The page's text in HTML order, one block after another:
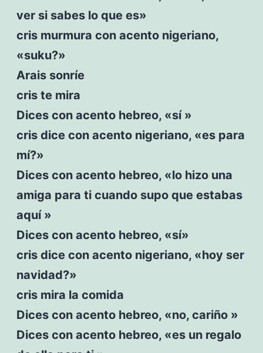
ver si sabes lo que es»
cris murmura con acento nigeriano,
«suku?»
Arais sonríe
cris te mira
Dices con acento hebreo, «sí »
cris dice con acento nigeriano, «es para
mí?»
Dices con acento hebreo, «lo hizo una
amiga para ti cuando supo que estabas
aquí »
Dices con acento hebreo, «sí»
cris dice con acento nigeriano, «hoy ser
navidad?»
cris mira la comida
Dices con acento hebreo, «no, cariño »
Dices con acento hebreo, «es un regalo